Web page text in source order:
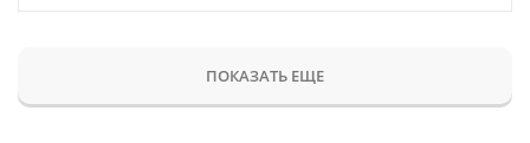
ПОКАЗАТЬ ЕЩЕ